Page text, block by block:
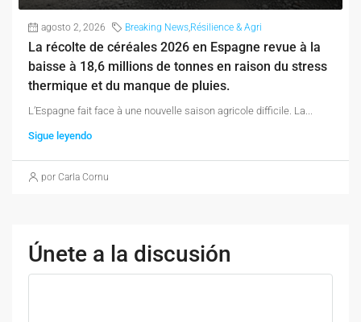
agosto 2, 2026 Breaking News Résilience & Agri
La récolte de céréales 2026 en Espagne revue à la
baisse à 18,6 millions de tonnes en raison du stress
thermique et du manque de pluies.
L’Espagne fait face à une nouvelle saison agricole difficile. La...
Sigue leyendo
por Carla Cornu
Únete a la discusión